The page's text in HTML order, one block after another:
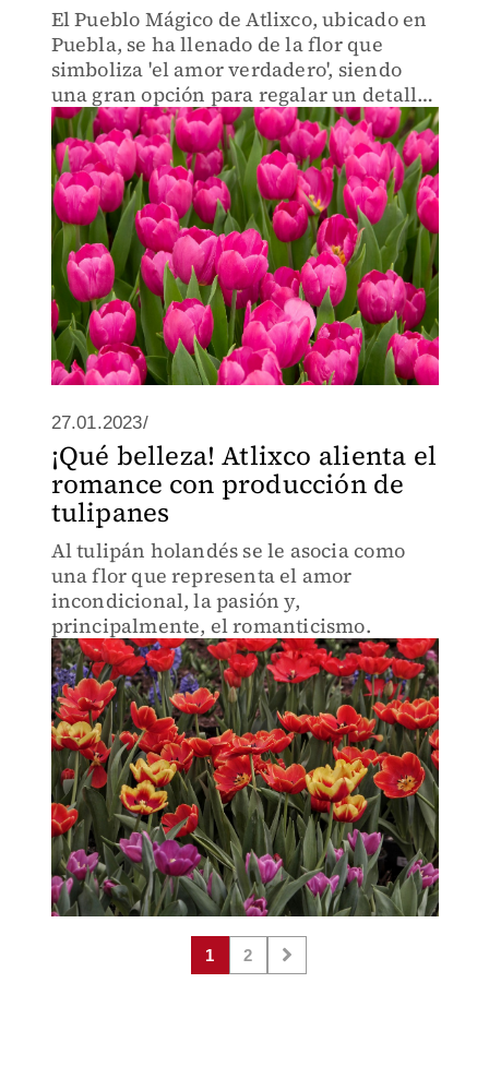
El Pueblo Mágico de Atlixco, ubicado en
Puebla, se ha llenado de la flor que
simboliza 'el amor verdadero', siendo
una gran opción para regalar un detalle
el Día del Amor y la Amistad.
27.01.2023/
¡Qué belleza! Atlixco alienta el
romance con producción de
tulipanes
Al tulipán holandés se le asocia como
una flor que representa el amor
incondicional, la pasión y,
principalmente, el romanticismo.
1 2